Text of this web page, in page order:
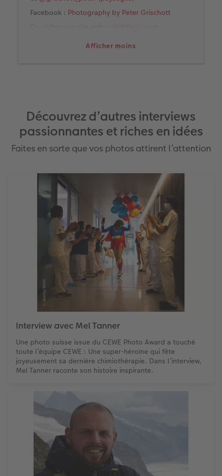
Afficher moins
Facebook : Photography by Peter Grischott
Découvrez d’autres interviews
passionnantes et riches en idées
Faites en sorte que vos photos attirent l’attention
Interview avec Mel Tanner
Une photo suisse issue du CEWE Photo Award a touché
toute l’équipe CEWE : Une super-héroïne qui fête
joyeusement sa dernière chimiothérapie. Dans l’interview,
Mel Tanner raconte son histoire inspirante.